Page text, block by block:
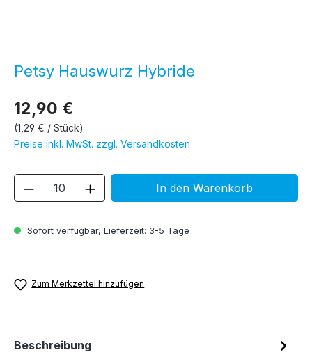
Petsy Hauswurz Hybride
12,90 €
(1,29 € / Stück)
Preise inkl. MwSt. zzgl. Versandkosten
Sofort verfügbar, Lieferzeit: 3-5 Tage
Produkt Anzahl: Gib denIn den Warenkorb
Zum Merkzettel hinzufügen
Beschreibung